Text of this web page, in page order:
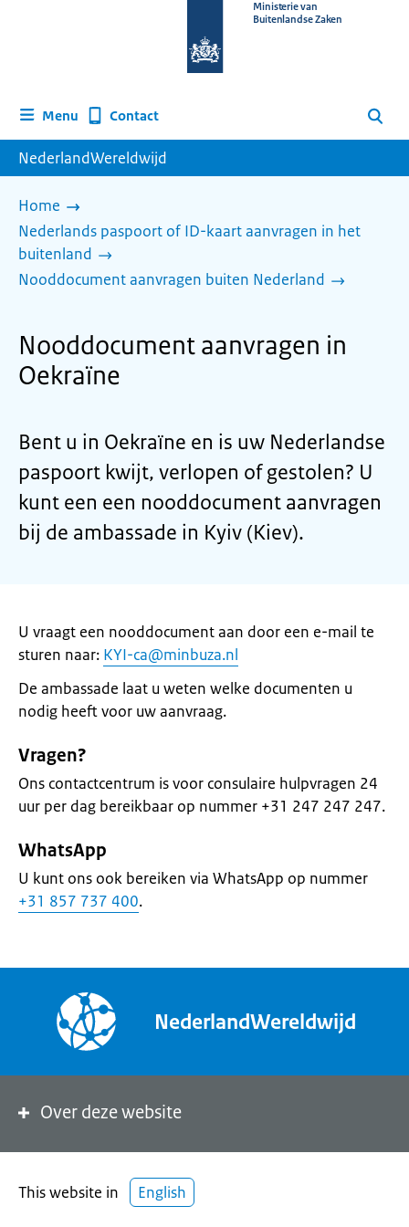
homepage
Ministerie van
Buitenlandse Zaken
Menu Contact Zoeken
NederlandWereldwijd
Home
Nederlands paspoort of ID-kaart aanvragen in het
buitenland
Nooddocument aanvragen buiten Nederland
Nooddocument aanvragen in
Oekraïne
Bent u in Oekraïne en is uw Nederlandse
paspoort kwijt, verlopen of gestolen? U
kunt een een nooddocument aanvragen
bij de ambassade in Kyiv (Kiev).
U vraagt een nooddocument aan door een e-mail te
sturen naar: KYI-ca@minbuza.nl
De ambassade laat u weten welke documenten u
nodig heeft voor uw aanvraag.
Vragen?
Ons contactcentrum is voor consulaire hulpvragen 24
uur per dag bereikbaar op nummer +31 247 247 247.
WhatsApp
U kunt ons ook bereiken via WhatsApp op nummer
+31 857 737 400.
NederlandWereldwijd
Over deze website
This website in English